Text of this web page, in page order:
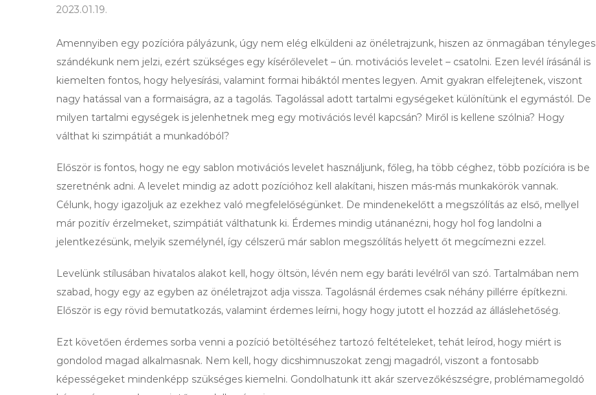
2023.01.19.
Amennyiben egy pozícióra pályázunk, úgy nem elég elküldeni az önéletrajzunk, hiszen az önmagában tényleges
szándékunk nem jelzi, ezért szükséges egy kísérőlevelet – ún. motivációs levelet – csatolni. Ezen levél írásánál is
kiemelten fontos, hogy helyesírási, valamint formai hibáktól mentes legyen. Amit gyakran elfelejtenek, viszont
nagy hatással van a formaiságra, az a tagolás. Tagolással adott tartalmi egységeket különítünk el egymástól. De
milyen tartalmi egységek is jelenhetnek meg egy motivációs levél kapcsán? Miről is kellene szólnia? Hogy
válthat ki szimpátiát a munkadóból?
Először is fontos, hogy ne egy sablon motivációs levelet használjunk, főleg, ha több céghez, több pozícióra is be
szeretnénk adni. A levelet mindig az adott pozícióhoz kell alakítani, hiszen más-más munkakörök vannak.
Célunk, hogy igazoljuk az ezekhez való megfelelőségünket. De mindenekelőtt a megszólítás az első, mellyel
már pozitív érzelmeket, szimpátiát válthatunk ki. Érdemes mindig utánanézni, hogy hol fog landolni a
jelentkezésünk, melyik személynél, így célszerű már sablon megszólítás helyett őt megcímezni ezzel.
Levelünk stílusában hivatalos alakot kell, hogy öltsön, lévén nem egy baráti levélről van szó. Tartalmában nem
szabad, hogy egy az egyben az önéletrajzot adja vissza. Tagolásnál érdemes csak néhány pillérre építkezni.
Először is egy rövid bemutatkozás, valamint érdemes leírni, hogy hogy jutott el hozzád az álláslehetőség.
Ezt követően érdemes sorba venni a pozíció betöltéséhez tartozó feltételeket, tehát leírod, hogy miért is
gondolod magad alkalmasnak. Nem kell, hogy dicshimnuszokat zengj magadról, viszont a fontosabb
képességeket mindenképp szükséges kiemelni. Gondolhatunk itt akár szervezőkészségre, problémamegoldó